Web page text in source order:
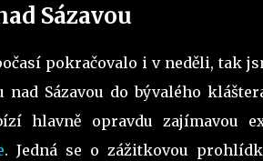
Sázavou
pokračovalo i v neděli, tak
nad Sázavou do bývalého
hlavně opravdu zajímavou
. Jedná se o zážitkovou